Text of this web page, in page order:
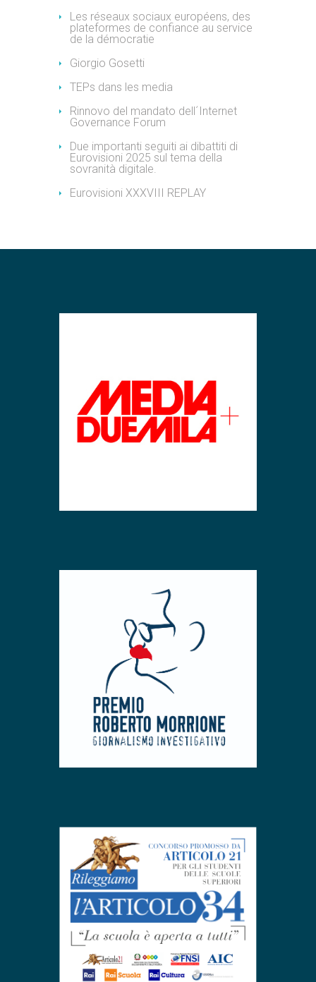
Les réseaux sociaux européens, des
plateformes de confiance au service
de la démocratie
Giorgio Gosetti
TEPs dans les media
Rinnovo del mandato dell´Internet
Governance Forum
Due importanti seguiti ai dibattiti di
Eurovisioni 2025 sul tema della
sovranità digitale.
Eurovisioni XXXVIII REPLAY